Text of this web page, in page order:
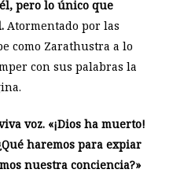
pero lo único que
Atormentado por las
como Zarathustra a lo
con sus palabras la
voz. «¡Dios ha muerto!
haremos para expiar
nuestra conciencia?»